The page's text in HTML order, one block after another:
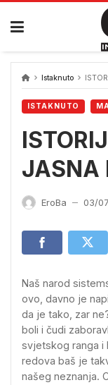
Skip
content
Istaknuto
ISTAKNUTO
JASNA
EroBa — 03/
Naš narod
ovo, davno je
da je tako, zar
boli i čudi
svjetskog ranga i
redova baš je
našeg neznanja.